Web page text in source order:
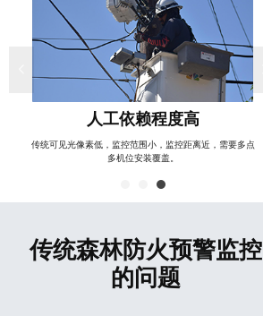
人工依赖程度高
传统可见光像素低，监控范围小，监控距离近，需要多点
多机位安装覆盖。
依靠纯人力与瞭望设备，存在巡检盲区，人工成本高，不
能分辨目标物体温度。
人工依赖程度高
传统森林防火预警监控
的问题